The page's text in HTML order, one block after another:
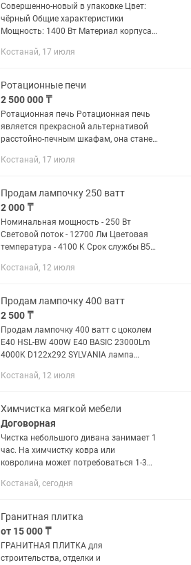
Совершенно-новый в упаковке Цвет:
чёрный Общие характеристики
Мощность: 1400 Вт Материал корпуса:
поверхности: металл, антипригарное
Костанай, 17 июля
Ротационные печи
2 500 000 ₸
Ротационная печь Ротационная печь
является прекрасной альтернативой
расстойно-печным шкафам, она станет
производства или пекарни. С ее
Костанай, 17 июля
Продам лампочку 250 ватт
2 000 ₸
Номинальная мощность - 250 Вт
Световой поток - 12700 Лм Цветовая
температура - 4100 K Срок службы B50
Костанай, 12 июля
Продам лампочку 400 ватт
2 500 ₸
Продам лампочку 400 ватт с цоколем
Е40 HSL-BW 400W E40 BASIC 23000Lm
4000K D122x292 SYLVANIA лампа
400 Вт Световой поток - 23000 Лм
Костанай, 12 июля
Химчистка мягкой мебели
Договорная
Чистка небольшого дивана занимает 1
час. На химчистку ковра или
ковролина может потребоваться 1-3
проходит в естественных условиях и
Костанай, сегодня
Гранитная плитка
от 15 000 ₸
ГРАНИТНАЯ ПЛИТКА для
строительства, отделки и